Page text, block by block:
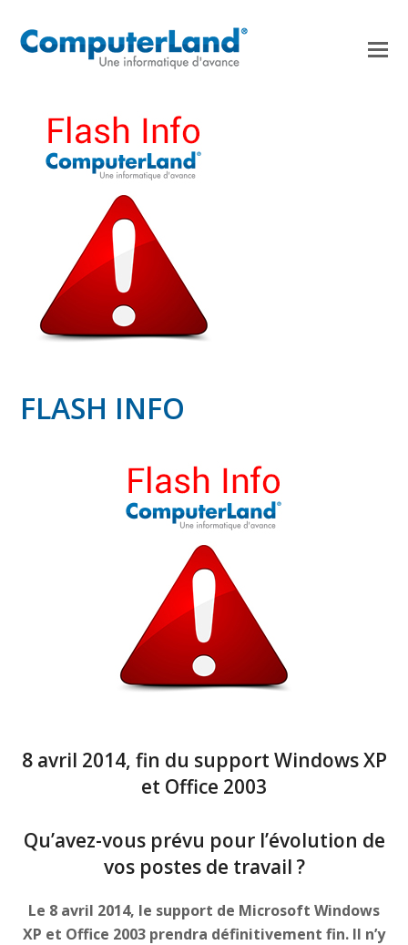
FLASH INFO
8 avril 2014, fin du support Windows XP
et Office 2003
Qu’avez-vous prévu pour l’évolution de
vos postes de travail ?
Le 8 avril 2014, le support de Microsoft Windows
XP et Office 2003 prendra définitivement fin. Il n’y